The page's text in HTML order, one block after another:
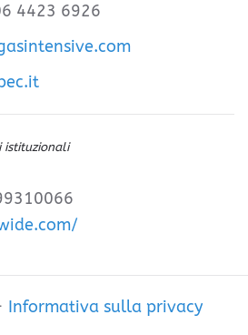
4423 6926
istituzionali
Informativa sulla privacy